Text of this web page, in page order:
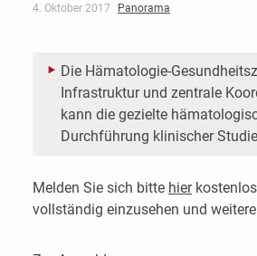
4. Oktober 2017 Panorama
Die Hämatologie-
Infrastruktur und zentrale
kann die gezielte
Durchführung klinischer
Melden Sie sich bitte hier
vollständig einzusehen und